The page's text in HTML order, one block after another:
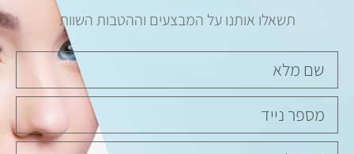
תשאלו אותנו על המבצעים וההטבות השוות